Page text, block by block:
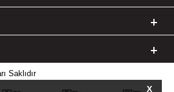
X
Saklıdır